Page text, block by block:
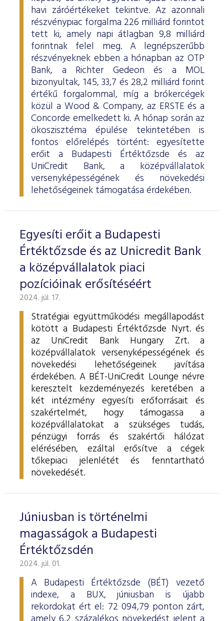
havi záróértékeket tekintve. Az azonnali
részvénypiac forgalma 226 milliárd forintot
tett ki, amely napi átlagban 9,8 milliárd
forintnak felel meg. A legnépszerűbb
részvényeknek ebben a hónapban az OTP
Bank, a Richter Gedeon és a MOL
bizonyultak, 145, 33,7 és 28,2 milliárd forint
értékű forgalommal, míg a brókercégek
közül a Wood & Company, az ERSTE és a
Concorde emelkedett ki. A hónap során az
ökoszisztéma épülése tekintetében is
fontos előrelépés történt: egyesítette
erőit a Budapesti Értéktőzsde és az
UniCredit Bank, a középvállalatok
versenyképességének és növekedési
lehetőségeinek támogatása érdekében.
Egyesíti erőit a Budapesti
Értéktőzsde és az Unicredit Bank
a középvállalatok piaci
pozícióinak erősítéséért
2024. júl. 17.
Stratégiai együttműködési megállapodást
kötött a Budapesti Értéktőzsde Nyrt. és
az UniCredit Bank Hungary Zrt. a
középvállalatok versenyképességének és
növekedési lehetőségeinek javítása
érdekében. A BÉT-UniCredit Lounge névre
keresztelt kezdeményezés keretében a
két intézmény egyesíti erőforrásait és
szakértelmét, hogy támogassa a
középvállalatokat a szükséges tudás,
pénzügyi forrás és szakértői hálózat
elérésében, ezáltal erősítve a cégek
tőkepiaci jelenlétét és fenntartható
növekedését.
Júniusban is történelmi
magasságok a Budapesti
Értéktőzsdén
2024. júl. 01.
A Budapesti Értéktőzsde (BÉT) vezető
indexe, a BUX, júniusban is újabb
rekordokat ért el: 72 094,79 ponton zárt,